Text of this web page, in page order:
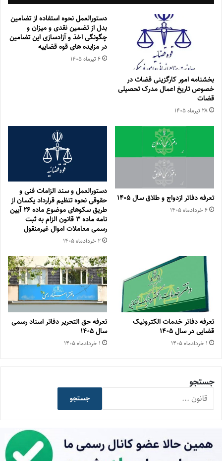
بخشنامه امور کارگزینی قضات در
خصوص تاریخ اعمال مدرک تحصیلی
قضات
۲۸ تیر‌ماه ۱۴۰۵
دستورالعمل نحوه استفاده از تضامین
بدل از تضمین نقدی و میزان و
چگونگی اخذ و آزادسازی این تضامین
در مزایده های قوه قضاییه
۶ تیر‌ماه ۱۴۰۵
تعرفه دفاتر ازدواج و طلاق سال ۱۴۰۵
۶ خرداد‌ماه ۱۴۰۵
دستورالعمل و سند الزامات فنی و
حقوقی نحوه تنظیم قرارداد یكسان از
طریق سكوهای موضوع ماده ۲۶ آیین
نامه ماده ۳ قانون الزام به ثبت
رسمی معاملات اموال غیرمنقول
۲ خرداد‌ماه ۱۴۰۵
تعرفه دفاتر خدمات الکترونیک
قضایی در سال ۱۴۰۵
۱ خرداد‌ماه ۱۴۰۵
تعرفه حق التحریر دفاتر اسناد رسمی
سال ۱۴۰۵
۱ خرداد‌ماه ۱۴۰۵
جستجو
جستجو